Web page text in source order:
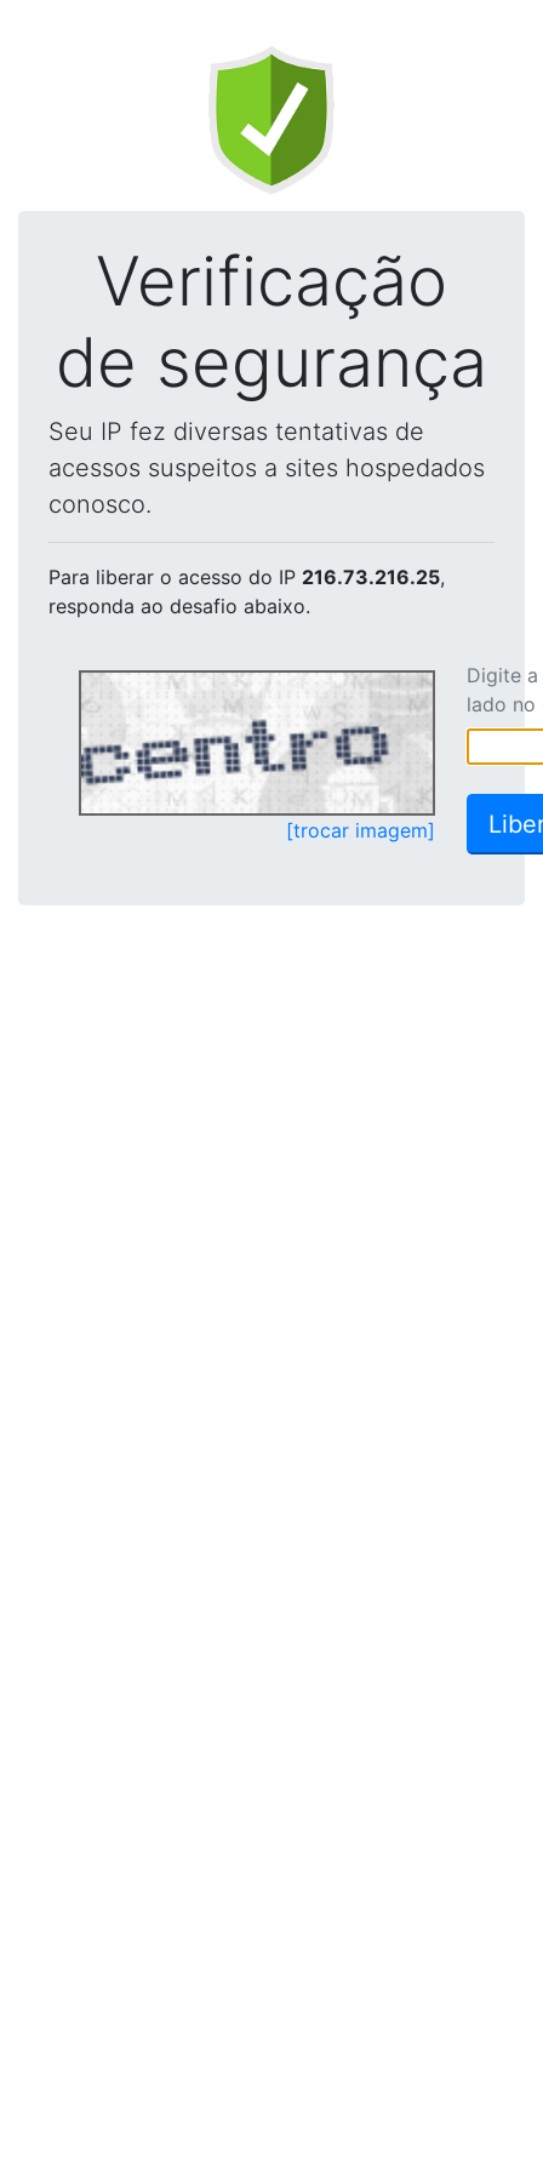
Verificação
de segurança
Seu IP fez diversas tentativas de
acessos suspeitos a sites hospedados
conosco.
Para liberar o acesso do IP 216.73.216.25,
responda ao desafio abaixo.
[trocar imagem]
Digite
lado no